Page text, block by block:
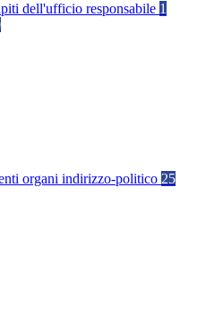
dell'ufficio responsabile 1
organi indirizzo-politico 25